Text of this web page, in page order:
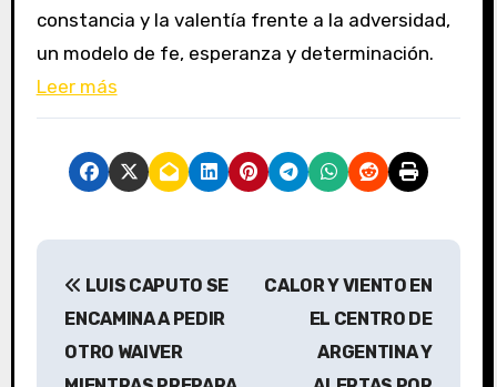
constancia y la valentía frente a la adversidad,
un modelo de fe, esperanza y determinación.
Leer más
N
LUIS CAPUTO SE
ENCAMINA A PEDIR
OTRO WAIVER
CALOR Y VIENTO EN
EL CENTRO DE
ARGENTINA Y